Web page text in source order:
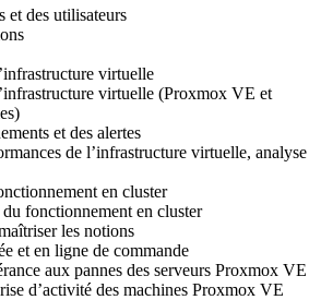
et des utilisateurs
virtuelle
virtuelle (Proxmox VE et
et des alertes
de l’infrastructure virtuelle, analyse
en cluster
fonctionnement en cluster
les notions
et en ligne de commande
aux pannes des serveurs Proxmox VE
d’activité des machines Proxmox VE